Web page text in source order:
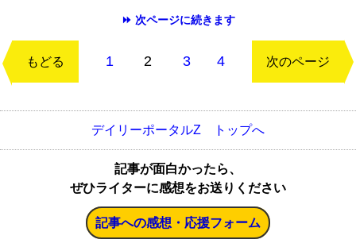
⏩ 次ページに続きます
もどる 1 2 3 4 次のページ
デイリーポータルZ トップへ
記事が面白かったら、
ぜひライターに感想をお送りください
記事への感想・応援フォーム